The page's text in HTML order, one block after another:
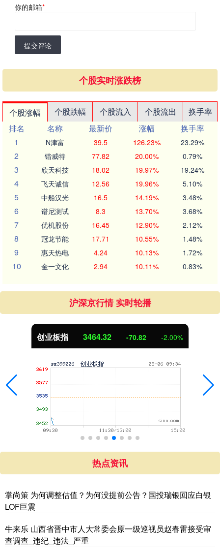
你的邮箱*
提交评论
个股实时涨跌榜
个股涨幅 个股跌幅 个股流入 个股流出
换手率
排名
名称 最新价 涨幅
换手率
1
N津富 39.5 126.23% 23.29%
2 锴威特 77.82 20.00% 0.79%
3 欣天科技 18.02 19.97% 19.24%
4 飞天诚信 12.56 19.96% 5.10%
5 中船汉光 16.5 14.19% 3.48%
6 谱尼测试 8.3 13.70% 3.68%
7 优机股份 16.45 12.90% 2.12%
8 冠龙节能 17.71 10.55% 1.48%
9 惠天热电 4.24 10.13% 1.72%
10 金一文化 2.94 10.11% 0.83%
沪深京行情 实时轮播
创业板指 3464.32 -70.82 -2.00%
热点资讯
掌尚策 为何调整估值？为何没提前公告？国投瑞银回应白银
LOF巨震
牛来乐 山西省晋中市人大常委会原一级巡视员赵春雷接受审
查调查_违纪_违法_严重